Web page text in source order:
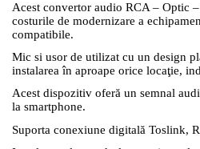
Acest convertor audio RCA – Optic
costurile de modernizare a
compatibile.
Mic si usor de utilizat cu un design
instalarea în aproape orice locaţie,
Acest dispozitiv oferă un semnal
la smartphone.
Suporta conexiune digitală Toslink,